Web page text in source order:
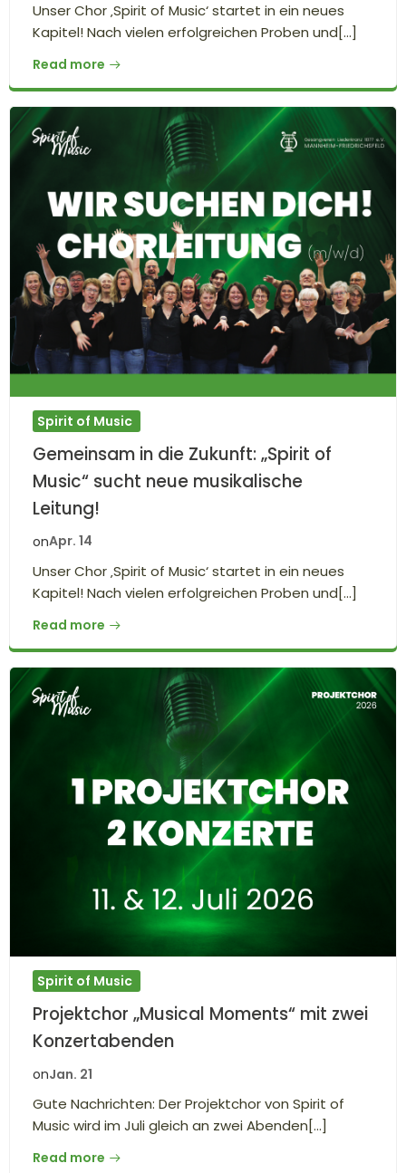
Unser Chor ‚Spirit of Music‘ startet in ein neues
Kapitel! Nach vielen erfolgreichen Proben und[…]
Read more
Spirit of Music
Gemeinsam in die Zukunft: „Spirit of
Music“ sucht neue musikalische
Leitung!
onApr. 14
Unser Chor ‚Spirit of Music‘ startet in ein neues
Kapitel! Nach vielen erfolgreichen Proben und[…]
Read more
Spirit of Music
Projektchor „Musical Moments“ mit zwei
Konzertabenden
onJan. 21
Gute Nachrichten: Der Projektchor von Spirit of
Music wird im Juli gleich an zwei Abenden[…]
Read more